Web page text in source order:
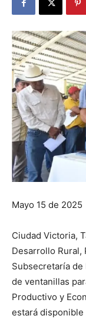
Mayo 15 de 2025
Ciudad Victoria,
Desarrollo Rural,
Subsecretaría
de ventanillas
Productivo y
estará